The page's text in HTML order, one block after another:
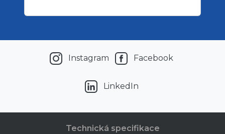
Instagram Facebook
LinkedIn
Technická specifikace